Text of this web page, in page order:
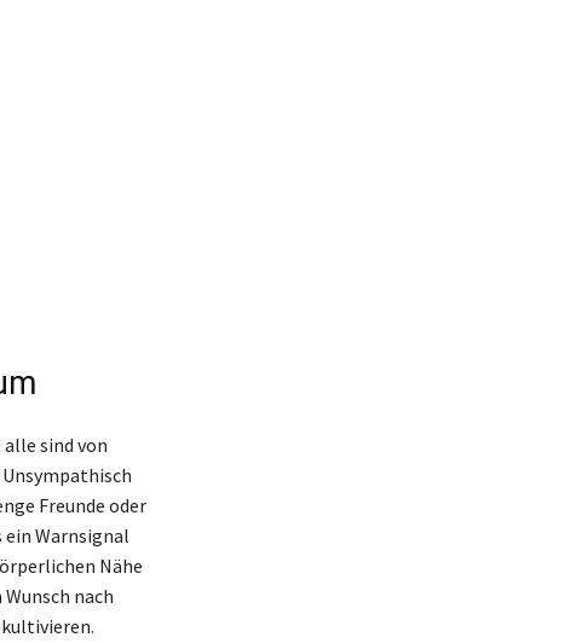
sind von
Freunde oder
Warnsignal
Nähe
nach